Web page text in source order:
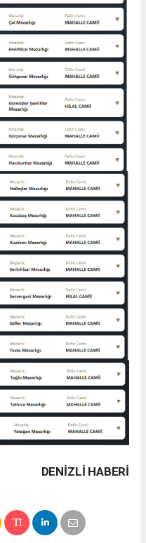
DENIZLI HABERİ